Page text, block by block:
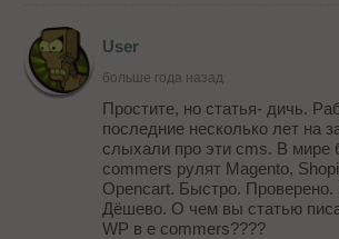
User
больше года назад
Простите, но статья- дичь.
последние несколько лет на
слыхали про эти cms. В мире
commers рулят Magento,
Opencart. Быстро.
Дёшево. О чем вы статью
WP в e commers????